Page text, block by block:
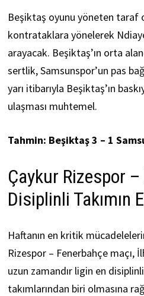
Beşiktaş oyunu yöneten taraf
kontrataklara yönelerek
arayacak. Beşiktaş’ın orta
sertlik, Samsunspor’un pas
yarı itibarıyla Beşiktaş’ın
ulaşması muhtemel.
Tahmin: Beşiktaş 3 – 1
Çaykur Rizespor
Disiplinli Takımın
Haftanın en kritik
Rizespor – Fenerbahçe maçı,
uzun zamandır ligin en
takımlarından biri olmasına